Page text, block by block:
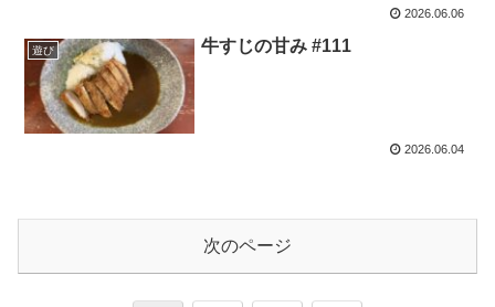
2026.06.06
遊び 牛すじの甘み #111
2026.06.04
次のページ